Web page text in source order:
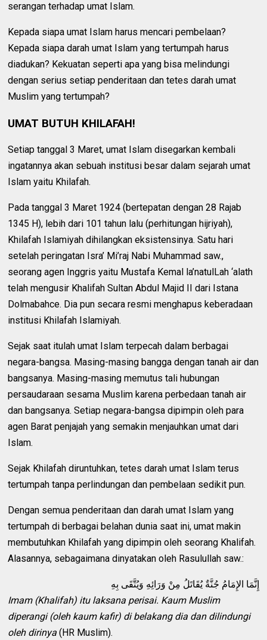
serangan terhadap umat Islam.
Kepada siapa umat Islam harus mencari pembelaan?
Kepada siapa darah umat Islam yang tertumpah harus
diadukan? Kekuatan seperti apa yang bisa melindungi
dengan serius setiap penderitaan dan tetes darah umat
Muslim yang tertumpah?
UMAT BUTUH KHILAFAH!
Setiap tanggal 3 Maret, umat Islam disegarkan kembali
ingatannya akan sebuah institusi besar dalam sejarah umat
Islam yaitu Khilafah.
Pada tanggal 3 Maret 1924 (bertepatan dengan 28 Rajab
1345 H), lebih dari 101 tahun lalu (perhitungan hijriyah),
Khilafah Islamiyah dihilangkan eksistensinya. Satu hari
setelah peringatan Isra’ Mi’raj Nabi Muhammad saw.,
seorang agen Inggris yaitu Mustafa Kemal la’natulLah ‘alath
telah mengusir Khalifah Sultan Abdul Majid II dari Istana
Dolmabahce. Dia pun secara resmi menghapus keberadaan
institusi Khilafah Islamiyah.
Sejak saat itulah umat Islam terpecah dalam berbagai
negara-bangsa. Masing-masing bangga dengan tanah air dan
bangsanya. Masing-masing memutus tali hubungan
persaudaraan sesama Muslim karena perbedaan tanah air
dan bangsanya. Setiap negara-bangsa dipimpin oleh para
agen Barat penjajah yang semakin menjauhkan umat dari
Islam.
Sejak Khilafah diruntuhkan, tetes darah umat Islam terus
tertumpah tanpa perlindungan dan pembelaan sedikit pun.
Dengan semua penderitaan dan darah umat Islam yang
tertumpah di berbagai belahan dunia saat ini, umat makin
membutuhkan Khilafah yang dipimpin oleh seorang Khalifah.
Alasannya, sebagaimana dinyatakan oleh Rasulullah saw.:
إِنَّمَا الإِمَامُ جُنَّةٌ يُقَاتَلُ مِنْ وَرَائِهِ وَيُتَّقَى بِهِ
Imam (Khalifah) itu laksana perisai. Kaum Muslim
diperangi (oleh kaum kafir) di belakang dia dan dilindungi
oleh dirinya (HR Muslim).